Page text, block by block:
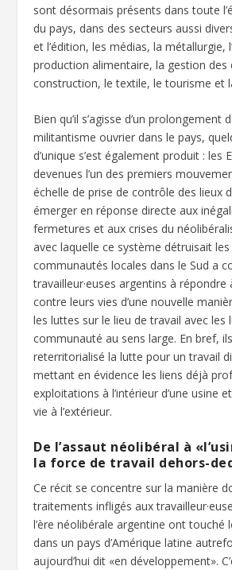
sont désormais présents dans toute
du pays, dans des secteurs aussi
et l’édition, les médias, la métallurgie,
production alimentaire, la gestion des
construction, le textile, le tourisme et
Bien qu’il s’agisse d’un prolongement
militantisme ouvrier dans le pays,
d’unique s’est également produit : les
devenues l’un des premiers
échelle de prise de contrôle des lieux
émerger en réponse directe aux
fermetures et aux crises du
avec laquelle ce système détruisait
communautés locales dans le Sud a
travailleur·euses argentins à répondre
contre leurs vies d’une nouvelle
les luttes sur le lieu de travail avec les
communauté au sens large. En bref,
reterritorialisé la lutte pour un travail
mettant en évidence les liens déjà
exploitations à l’intérieur d’une usine
vie à l’extérieur.
De l’assaut néolibéral à
la force de travail dehors-
Ce récit se concentre sur la manière
traitements infligés aux
l’ère néolibérale argentine ont touché
dans un pays d’Amérique latine
aujourd’hui dit «en développement».